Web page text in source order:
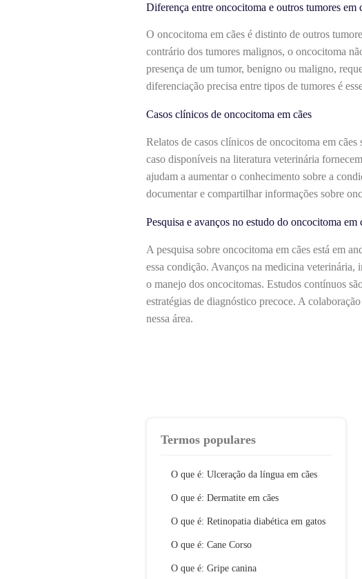
Diferença entre oncocitoma e outros tumores em
O oncocitoma em cães é distinto de outros
contrário dos tumores malignos, o oncocitoma
presença de um tumor, benigno ou maligno,
diferenciação precisa entre tipos de tumores é
Casos clínicos de oncocitoma em cães
Relatos de casos clínicos de oncocitoma em
caso disponíveis na literatura veterinária
ajudam a aumentar o conhecimento sobre a
documentar e compartilhar informações sobre
Pesquisa e avanços no estudo do oncocitoma em
A pesquisa sobre oncocitoma em cães está em
essa condição. Avanços na medicina
o manejo dos oncocitomas. Estudos contínuos
estratégias de diagnóstico precoce. A
nessa área.
Termos populares
O que é: Ulceração da língua em cães
O que é: Dermatite em cães
O que é: Retinopatia diabética em gatos
O que é: Cane Corso
O que é: Gripe canina